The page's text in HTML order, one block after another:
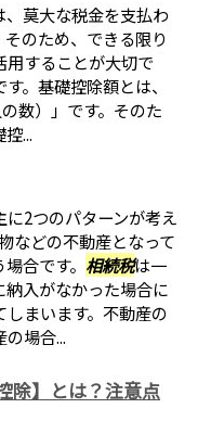
莫大な税金を支払わ
のため、できる限り
することが大切で
。基礎控除額とは、
数）」です。そのた
...
2つのパターンが考え
などの不動産となって
合です。 相続税は一
入がなかった場合に
まいます。不動産の
場合...
除】とは？注意点